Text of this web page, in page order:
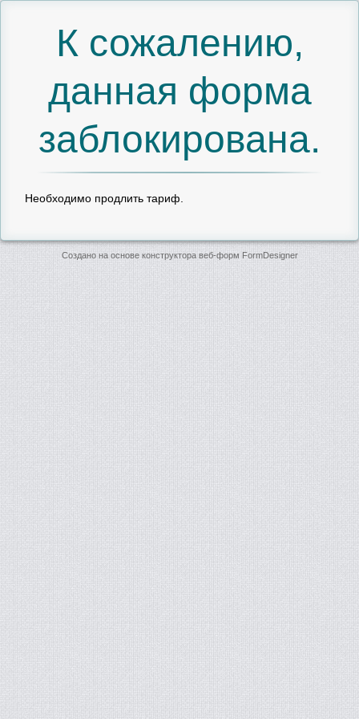
К сожалению,
данная форма
заблокирована.
Необходимо продлить тариф.
Создано на основе конструктора веб-форм FormDesigner